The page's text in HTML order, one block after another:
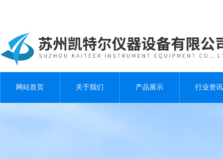
网站首页 关于我们 产品展示 行业资讯